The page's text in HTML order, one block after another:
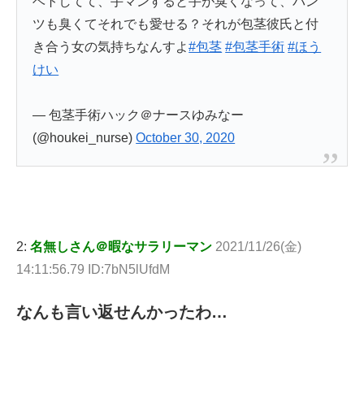
ツも臭くてそれでも愛せる？それが包茎彼氏と付
き合う女の気持ちなんすよ#包茎 #包茎手術 #ほう
けい
— 包茎手術ハック＠ナースゆみなー
(@houkei_nurse)October 30, 2020
2: 名無しさん＠暇なサラリーマン 2021/11/26(金)
14:11:56.79 ID:7bN5lUfdM
なんも言い返せんかったわ…